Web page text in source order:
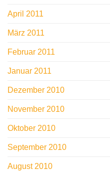
April 2011
März 2011
Februar 2011
Januar 2011
Dezember 2010
November 2010
Oktober 2010
September 2010
August 2010